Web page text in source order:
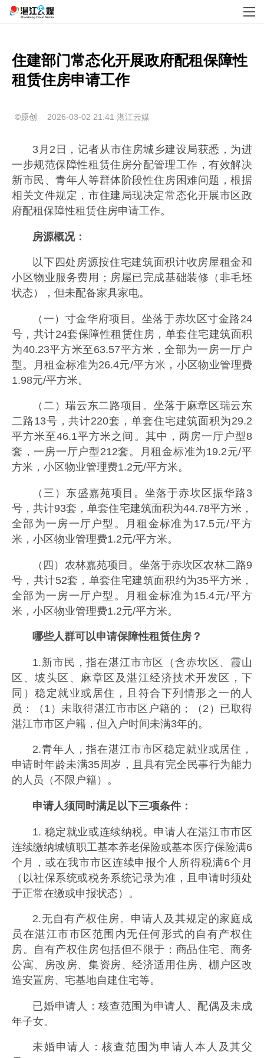
住建部门常态化开展政府配租保障性
租赁住房申请工作
©原创 2026-03-02 21:41 湛江云媒
3月2日，记者从市住房城乡建设局获悉，为进
一步规范保障性租赁住房分配管理工作，有效解决
新市民、青年人等群体阶段性住房困难问题，根据
相关文件规定，市住建局现决定常态化开展市区政
府配租保障性租赁住房申请工作。
房源概况：
以下四处房源按住宅建筑面积计收房屋租金和
小区物业服务费用；房屋已完成基础装修（非毛坯
状态），但未配备家具家电。
（一）寸金华府项目。坐落于赤坎区寸金路24
号，共计24套保障性租赁住房，单套住宅建筑面积
为40.23平方米至63.57平方米，全部为一房一厅户
型。月租金标准为26.4元/平方米，小区物业管理费
1.98元/平方米。
（二）瑞云东二路项目。坐落于麻章区瑞云东
二路13号，共计220套，单套住宅建筑面积为29.2
平方米至46.1平方米之间。其中，两房一厅户型8
套，一房一厅户型212套。月租金标准为19.2元/平
方米，小区物业管理费1.2元/平方米。
（三）东盛嘉苑项目。坐落于赤坎区振华路3
号，共计93套，单套住宅建筑面积为44.78平方米，
全部为一房一厅户型。月租金标准为17.5元/平方
米，小区物业管理费1.2元/平方米。
（四）农林嘉苑项目。坐落于赤坎区农林二路9
号，共计52套，单套住宅建筑面积约为35平方米，
全部为一房一厅户型。月租金标准为15.4元/平方
米，小区物业管理费1.2元/平方米。
哪些人群可以申请保障性租赁住房？
1.新市民，指在湛江市市区（含赤坎区、霞山
区、坡头区、麻章区及湛江经济技术开发区，下
同）稳定就业或居住，且符合下列情形之一的人
员：（1）未取得湛江市市区户籍的；（2）已取得
湛江市市区户籍，但入户时间未满3年的。
2.青年人，指在湛江市市区稳定就业或居住，
申请时年龄未满35周岁，且具有完全民事行为能力
的人员（不限户籍）。
申请人须同时满足以下三项条件：
1. 稳定就业或连续纳税。申请人在湛江市市区
连续缴纳城镇职工基本养老保险或基本医疗保险满6
个月，或在我市市区连续申报个人所得税满6个月
（以社保系统或税务系统记录为准，且申请时须处
于正常在缴或申报状态）。
2.无自有产权住房。申请人及其规定的家庭成
员在湛江市市区范围内无任何形式的自有产权住
房。自有产权住房包括但不限于：商品住宅、商务
公寓、房改房、集资房、经济适用住房、棚户区改
造安置房、宅基地自建住宅等。
已婚申请人：核查范围为申请人、配偶及未成
年子女。
未婚申请人：核查范围为申请人本人及其父